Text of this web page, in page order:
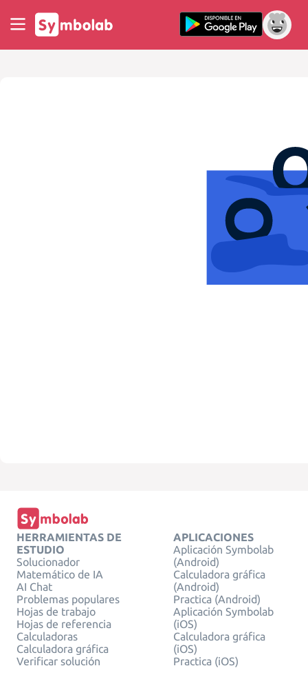
HERRAMIENTAS DE
ESTUDIO
Solucionador
Matemático de IA
AI Chat
Problemas populares
Hojas de trabajo
Hojas de referencia
Calculadoras
Calculadora gráfica
Verificar solución
APLICACIONES
Aplicación Symbolab
(Android)
Calculadora gráfica
(Android)
Practica (Android)
Aplicación Symbolab
(iOS)
Calculadora gráfica
(iOS)
Practica (iOS)